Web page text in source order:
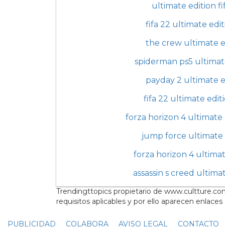
ultimate edition
fifa 22 ultimate
the crew ultimate
spiderman ps5
payday 2 ultimate
fifa 22 ultimate
forza horizon 4 ultimate
jump force ultimate
forza horizon 4
assassin s creed
Trendingttopics propietario de
requisitos aplicables y por ello aparecen
PUBLICIDAD COLABORA AVISO LEGAL CONTACTO